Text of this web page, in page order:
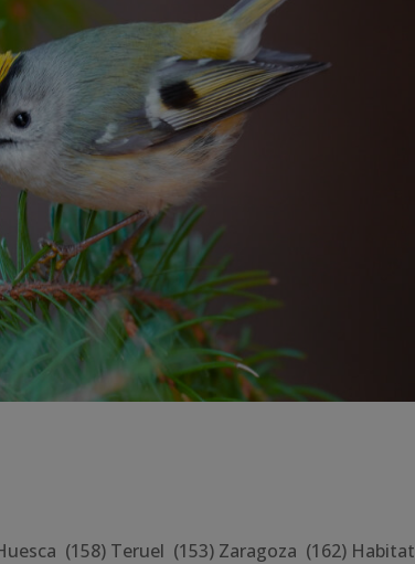
(158) Teruel (153) Zaragoza (162) Habitat